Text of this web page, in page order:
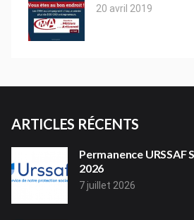
20 avril 2019
ARTICLES RÉCENTS
Permanence
2026
7 juillet 2026